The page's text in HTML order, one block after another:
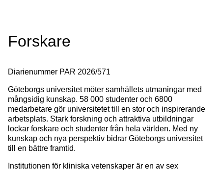
Forskare
Diarienummer PAR 2026/571
Göteborgs universitet möter samhällets utmaningar med
mångsidig kunskap. 58 000 studenter och 6800
medarbetare gör universitetet till en stor och inspirerande
arbetsplats. Stark forskning och attraktiva utbildningar
lockar forskare och studenter från hela världen. Med ny
kunskap och nya perspektiv bidrar Göteborgs universitet
till en bättre framtid.
Institutionen för kliniska vetenskaper är en av sex